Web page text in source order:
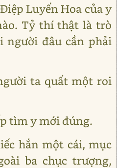
Luyến Hoa của y
Tỷ thí thật là trò
người đâu cần phải
ta quất một roi
tìm y mới đúng.
hắn một cái, mục
ba chục trượng,